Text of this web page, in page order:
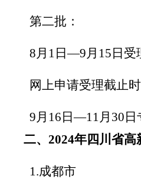
第二批：
8月1日—9月15日
网上申请受理截止时
9月16日—11月30
二、 2024年四川省
1.成都市